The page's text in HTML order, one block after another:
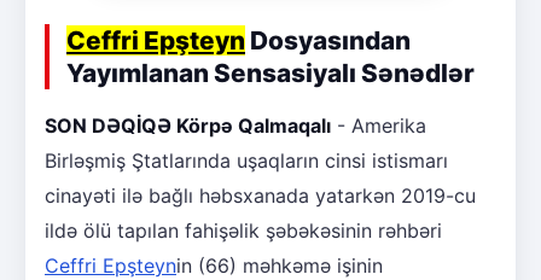
Ceffri Epşteyn Dosyasından
Yayımlanan Sensasiyalı Sənədlər
SON DƏQİQƏ Körpə Qalmaqalı - Amerika
Birləşmiş Ştatlarında uşaqların cinsi istismarı
cinayəti ilə bağlı həbsxanada yatarkən 2019-cu
ildə ölü tapılan fahişəlik şəbəkəsinin rəhbəri
Ceffri Epşteynin (66) məhkəmə işinin